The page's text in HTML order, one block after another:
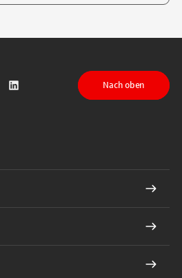
Instagram
auf TikTok
Sparkasse auf LinkedIn
Nach oben